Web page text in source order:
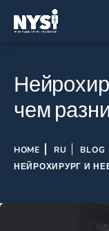
чем
HOME RU
BLOG
НЕЙРОХИРУРГ И